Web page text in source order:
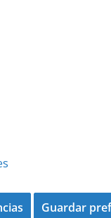
Guardar